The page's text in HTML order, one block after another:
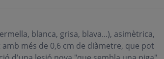
blanca, grisa, blava...), asimètrica,
més de 0,6 cm de diàmetre, que pot